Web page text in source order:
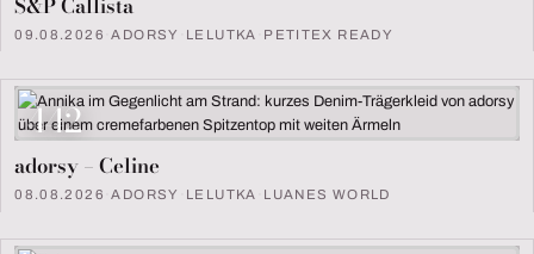
09.08.2026 ·ADORSY LELUTKA PETITEX READY
442
adorsy – Celine
08.08.2026 ·ADORSY LELUTKA LUANES WORLD